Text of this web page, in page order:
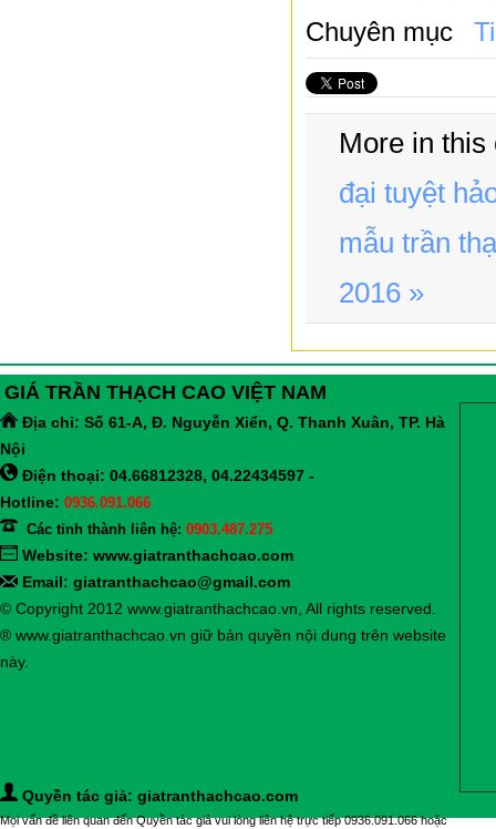
Chuyên mục
More in this
đại tuyệt
mẫu trần
2016 »
GIÁ TRẦN THẠCH CAO VIỆT NAM
Địa chỉ: Số 61-A, Đ. Nguyễn Xiển, Q. Thanh Xuân, TP. Hà
Nội
Điện thoại: 04.66812328, 04.22434597 -
Hotline: 0936.091.066
Các tỉnh thành liên hệ: 0903.487.275
Website: www.giatranthachcao.com
Email: giatranthachcao@gmail.com
© Copyright 2012 www.giatranthachcao.vn, All rights reserved.
® www.giatranthachcao.vn giữ bản quyền nội dung trên website
này.
Quyền tác giả: giatranthachcao.com
Mọi vấn đề liên quan đến Quyền tác giả vui lòng liên hệ trực tiếp 0936.091.066 hoặc